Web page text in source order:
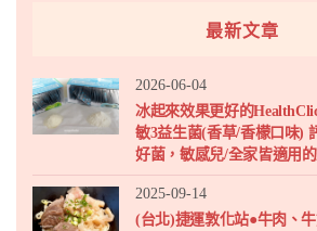
最新文章
2026-06-04
冰起來效果更好的
敏3益生菌(香草/香檬口味)
好菌，敏感兒/全家皆適用
2025-09-14
(台北)捷運敦化站●牛肉、